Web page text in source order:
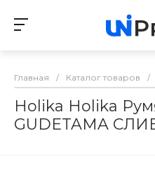
Главная / Каталог товаров /
Holika Holika
GUDETAMA